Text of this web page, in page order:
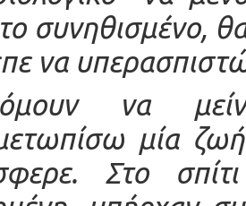
συνηθισμένο,
να
να
μία
Στο